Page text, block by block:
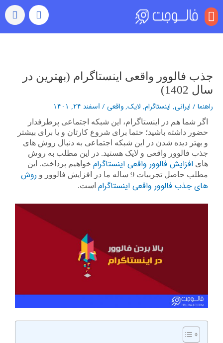
منو
جذب فالوور واقعی اینستاگرام (بهترین در
سال 1402)
راهنما / ایرانی اینستاگرام لایک واقعی / اسفند ۲۴, ۱۴۰۱
اگر شما هم در اینستاگرام، این شبکه اجتماعی پرطرفدار
حضور داشته باشید؛ حتما برای شروع کارتان و یا برای بیشتر
و بهتر دیده شدن در این شبکه اجتماعی به دنبال روش های
جذب فالوور واقعی و لایک هستید. در این مطلب به روش
های افزایش فالوور واقعی اینستاگرام خواهیم پرداخت. این
مطلب حاصل تجربیات 9 ساله ما در افزایش فالوور و
روش
های جذب فالوور واقعی اینستاگرام است.